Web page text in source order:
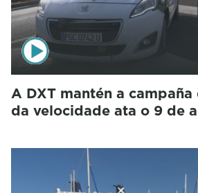
A DXT mantén a
da velocidade ata o 9 de